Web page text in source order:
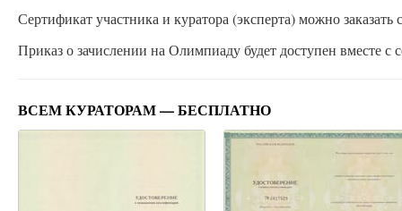
Сертификат участника и куратора (эксперта) можно заказать
Приказ о зачислении на Олимпиаду будет доступен вместе с
ВСЕМ КУРАТОРАМ — БЕСПЛАТНО